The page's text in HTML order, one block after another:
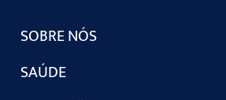
SOBRE NÓS
SAÚDE